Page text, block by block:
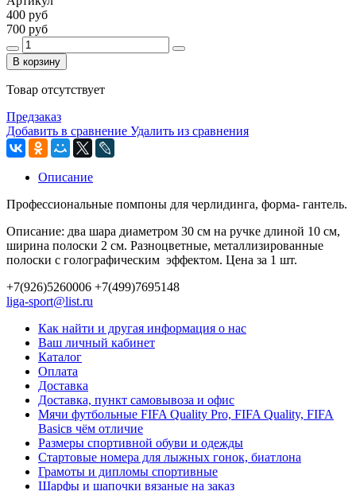
400 руб
700 руб
В корзину
Товар отсутствует
Предзаказ
Добавить в сравнение Удалить из сравнения
Описание
Профессиональные помпоны для черлидинга, форма- гантель.
Описание: два шара диаметром 30 см на ручке длиной 10 см,
ширина полоски 2 см. Разноцветные, металлизированные
полоски с голографическим эффектом. Цена за 1 шт.
+7(926)5260006 +7(499)7695148
liga-sport@list.ru
Как найти и другая информация о нас
Ваш личный кабинет
Каталог
Оплата
Доставка
Доставка, пункт самовывоза и офис
Мячи футбольные FIFA Quality Pro, FIFA Quality, FIFA
Basicв чём отличие
Размеры спортивной обуви и одежды
Стартовые номера для лыжных гонок, биатлона
Грамоты и дипломы спортивные
Шарфы и шапочки вязаные на заказ